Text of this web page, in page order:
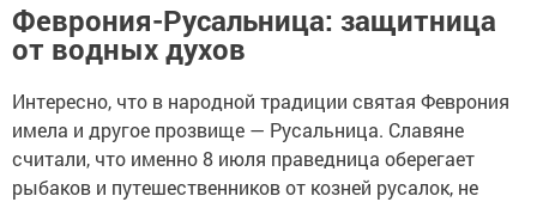
Феврония-Русальница: защитница
от водных духов
Интересно, что в народной традиции святая Феврония
имела и другое прозвище — Русальница. Славяне
считали, что именно 8 июля праведница оберегает
рыбаков и путешественников от козней русалок, не